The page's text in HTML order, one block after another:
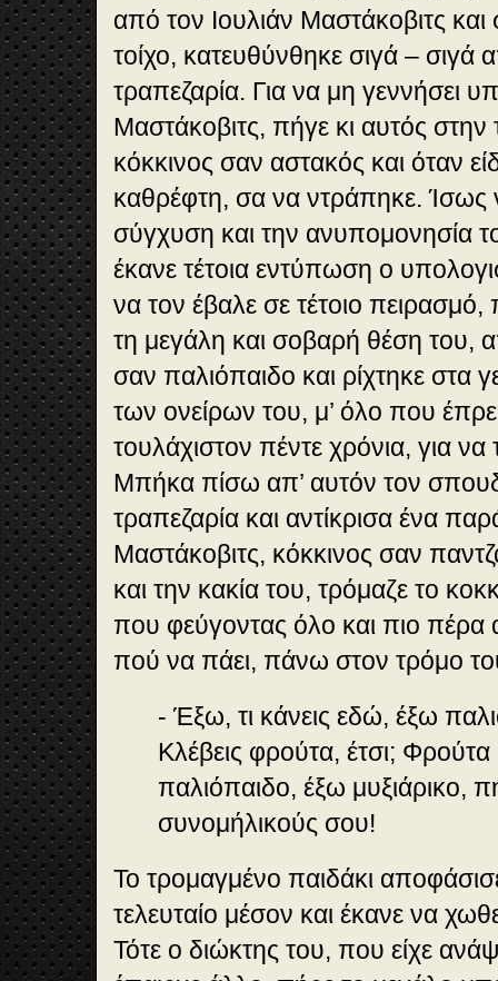
από τον Ιουλιάν Μαστάκοβιτς και
τοίχο, κατευθύνθηκε σιγά – σιγά
τραπεζαρία. Για να μη γεννήσει
Μαστάκοβιτς, πήγε κι αυτός στην
κόκκινος σαν αστακός και όταν
καθρέφτη, σα να ντράπηκε. Ίσως
σύγχυση και την ανυπομονησία
έκανε τέτοια εντύπωση ο
να τον έβαλε σε τέτοιο
τη μεγάλη και σοβαρή θέση του,
σαν παλιόπαιδο και ρίχτηκε στα
των ονείρων του, μ’ όλο που
τουλάχιστον πέντε χρόνια, για να
Μπήκα πίσω απ’ αυτόν τον
τραπεζαρία και αντίκρισα ένα
Μαστάκοβιτς, κόκκινος σαν
και την κακία του, τρόμαζε το
που φεύγοντας όλο και πιο πέρα
πού να πάει, πάνω στον τρόμο
- Έξω, τι κάνεις εδώ, έξω
Κλέβεις φρούτα, έτσι;
παλιόπαιδο, έξω μυξιάρικο,
συνομήλικούς σου!
Το τρομαγμένο παιδάκι
τελευταίο μέσον και έκανε να
Τότε ο διώκτης του, που είχε